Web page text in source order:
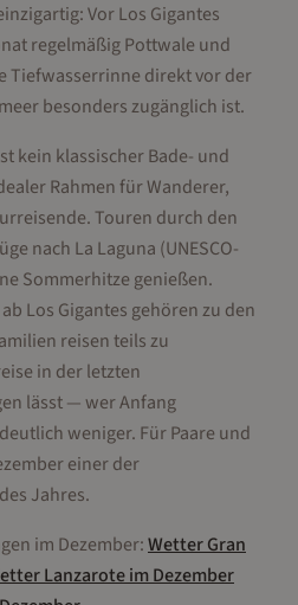
Vor Los Gigantes
regelmäßig Pottwale und
Tiefwasserrinne direkt vor der
besonders zugänglich ist.
kein klassischer Bade- und
Rahmen für Wanderer,
Touren durch den
nach La Laguna (UNESCO-
Sommerhitze genießen.
Los Gigantes gehören zu den
reisen teils zu
in der letzten
lässt — wer Anfang
weniger. Für Paare und
einer der
Jahres.
im Dezember:WetterGran
LanzaroteimDezember